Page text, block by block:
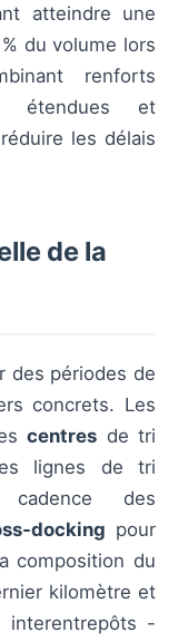
atteindre une
% du volume lors
renforts
étendues et
les délais
de la
des périodes de
concrets. Les
centres de tri
lignes de tri
cadence des
docking pour
composition du
kilomètre et
interentrepôts -